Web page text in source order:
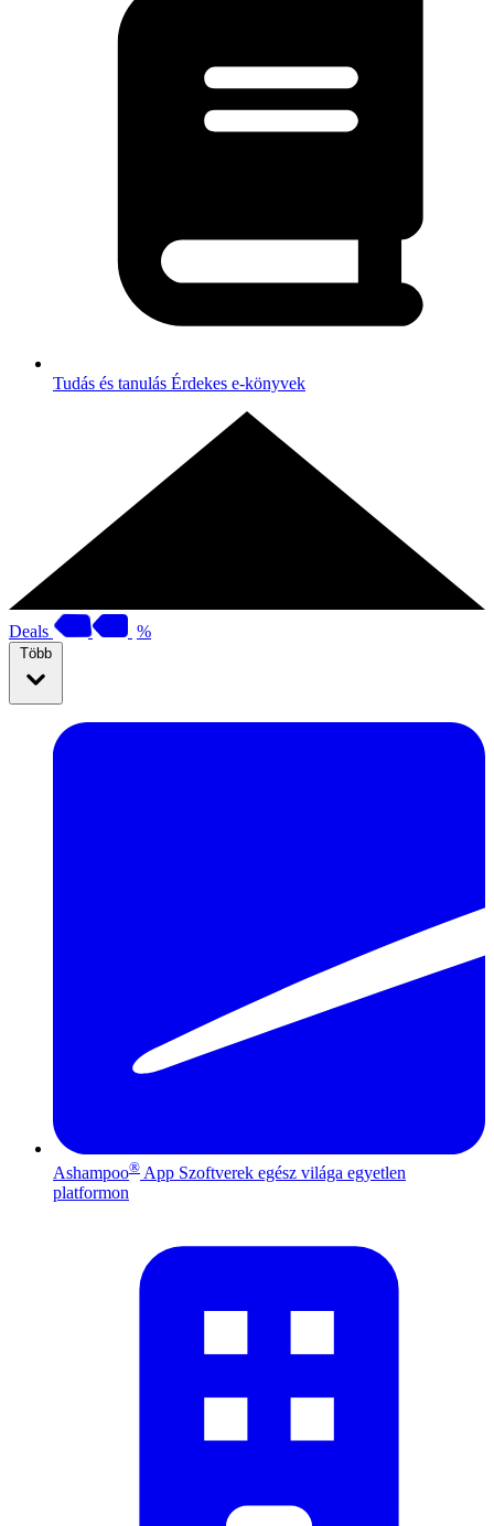
Tudás és tanulás Érdekes e-könyvek
Deals %
Több
Ashampoo® App Szoftverek egész világa egyetlen
platformon